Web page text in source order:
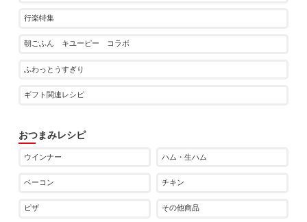
行楽特集
朝ごふん キユーピー コラボ
ふわっとうすぎり
ギフト関連レシピ
おつまみレシピ
ウインナー ハム・生ハム
ベーコン チキン
ピザ その他商品